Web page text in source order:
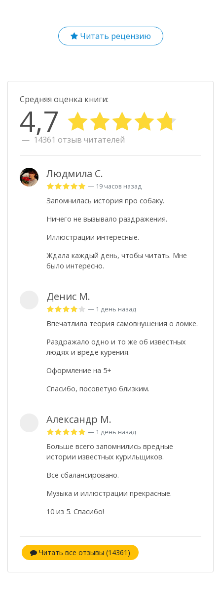
Читать рецензию
Средняя оценка книги:
4,7
14361 отзыв читателей
Людмила С.
— 19 часов назад
Запомнилась история про собаку.
Ничего не вызывало раздражения.
Иллюстрации интересные.
Ждала каждый день, чтобы читать. Мне
было интересно.
Денис М.
— 1 день назад
Впечатлила теория самовнушения о ломке.
Раздражало одно и то же об известных
людях и вреде курения.
Оформление на 5+
Спасибо, посоветую близким.
Александр М.
— 1 день назад
Больше всего запомнились вредные
истории известных курильщиков.
Все сбалансировано.
Музыка и иллюстрации прекрасные.
10 из 5. Спасибо!
Читать все отзывы (14361)